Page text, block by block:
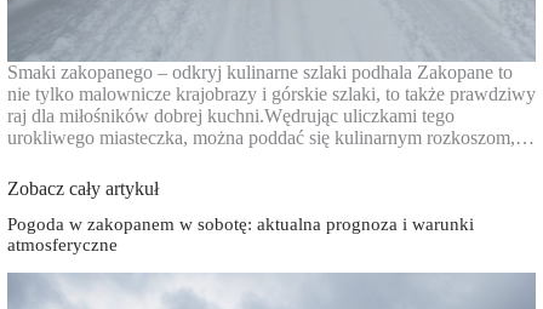
Smaki zakopanego – odkryj kulinarne szlaki podhala Zakopane to
nie tylko malownicze krajobrazy i górskie szlaki, to także prawdziwy
raj dla miłośników dobrej kuchni.Wędrując uliczkami tego
urokliwego miasteczka, można poddać się kulinarnym rozkoszom,…
Zobacz cały artykuł
Pogoda w zakopanem w sobotę: aktualna prognoza i warunki
atmosferyczne